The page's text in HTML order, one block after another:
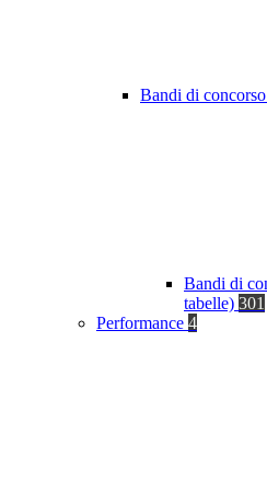
Bandi di concorso
Bandi di
tabelle) 301
Performance 4